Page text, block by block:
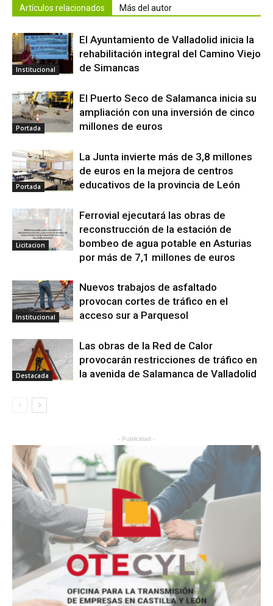
Artículos relacionados Más del autor
Institucional
El Ayuntamiento de Valladolid inicia la
rehabilitación integral del Camino Viejo
de Simancas
Portada
El Puerto Seco de Salamanca inicia su
ampliación con una inversión de cinco
millones de euros
Portada
La Junta invierte más de 3,8 millones
de euros en la mejora de centros
educativos de la provincia de León
Licitacion
Ferrovial ejecutará las obras de
reconstrucción de la estación de
bombeo de agua potable en Asturias
por más de 7,1 millones de euros
Institucional
Nuevos trabajos de asfaltado
provocan cortes de tráfico en el
acceso sur a Parquesol
Destacada
Las obras de la Red de Calor
provocarán restricciones de tráfico en
la avenida de Salamanca de Valladolid
- Publicidad -